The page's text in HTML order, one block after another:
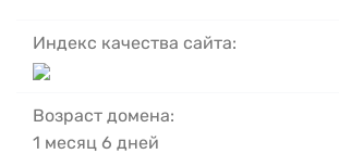
Индекс качества сайта:
Возраст домена:
1 месяц 6 дней